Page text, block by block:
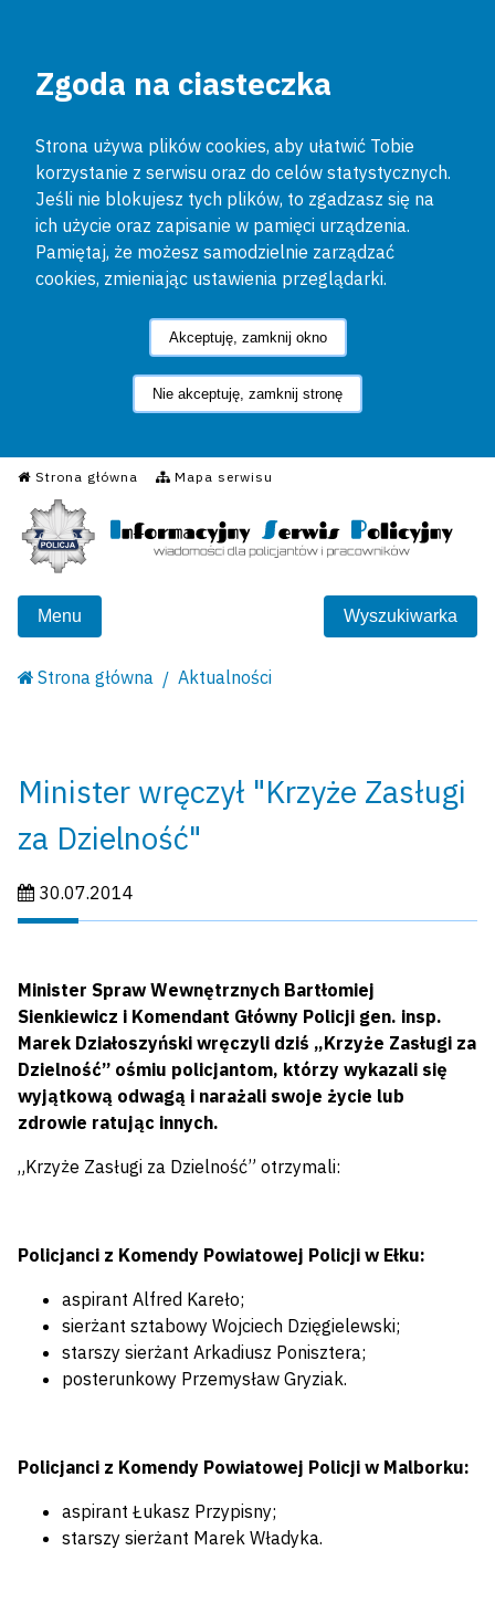
Zgoda na ciasteczka
Strona używa plików cookies, aby ułatwić Tobie
korzystanie z serwisu oraz do celów statystycznych.
Jeśli nie blokujesz tych plików, to zgadzasz się na
ich użycie oraz zapisanie w pamięci urządzenia.
Pamiętaj, że możesz samodzielnie zarządzać
cookies, zmieniając ustawienia przeglądarki.
Akceptuję, zamknij okno
Nie akceptuję, zamknij stronę
Strona główna Mapa serwisu
Informacyjny Serwis
Menu Wyszukiwarka
Strona główna Aktualności
Minister wręczył "Krzyże Zasługi
za Dzielność"
Data publikacji:
30.07.2014
Minister Spraw Wewnętrznych Bartłomiej
Sienkiewicz i Komendant Główny Policji gen. insp.
Marek Działoszyński wręczyli dziś „Krzyże Zasługi za
Dzielność” ośmiu policjantom, którzy wykazali się
wyjątkową odwagą i narażali swoje życie lub
zdrowie ratując innych.
„Krzyże Zasługi za Dzielność” otrzymali:
Policjanci z Komendy Powiatowej Policji w Ełku:
aspirant Alfred Kareło;
sierżant sztabowy Wojciech Dzięgielewski;
starszy sierżant Arkadiusz Ponisztera;
posterunkowy Przemysław Gryziak.
Policjanci z Komendy Powiatowej Policji w Malborku:
aspirant Łukasz Przypisny;
starszy sierżant Marek Władyka.